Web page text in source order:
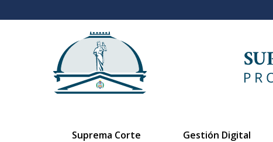
Suprema Corte Gestión Digital